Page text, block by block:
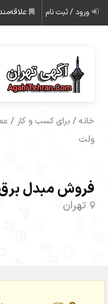
ورود / ثبت نام
خانه /برای کسب و کار /
ولت
فروش مبدل برق 24 به 12
تهران